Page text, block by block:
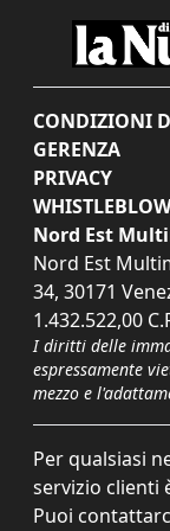
CONDIZIONI
GERENZA
PRIVACY
Nord Est
Nord Est
34, 30171
1.432.522,00
I diritti delle
espressamente
mezzo e
Per qualsiasi
servizio clienti
Puoi